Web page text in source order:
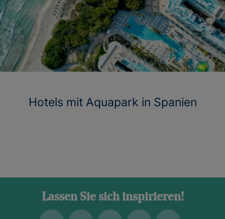
Hotels mit Aquapark in Spanien
Lassen Sie sich inspirieren!